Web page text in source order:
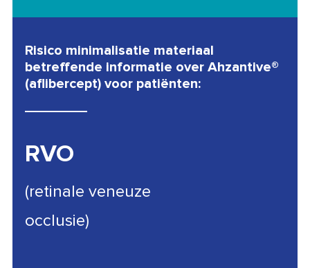
Risico minimalisatie materiaal
betreffende informatie over Ahzantive®
(aflibercept) voor patiënten:
RVO
(retinale veneuze
occlusie)